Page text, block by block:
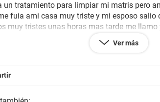
un tratamiento para limpiar mi matris pero
fuia ami casa muy triste y mi esposo salio
muy tristes unas horas mas tarde me
esperansa mas de k mi bebe este bien
madre... algian a pasado por esto....
Ver más